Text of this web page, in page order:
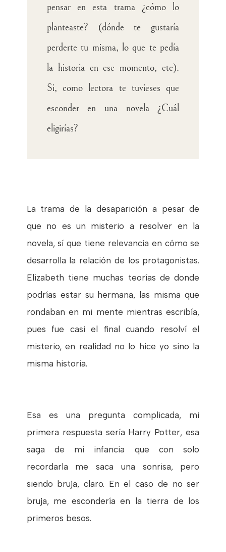
pensar en esta trama ¿cómo lo
planteaste? (dónde te gustaría
perderte tu misma, lo que te pedía
la historia en ese momento, etc).
Si, como lectora te tuvieses que
esconder en una novela ¿Cuál
eligirías?
La trama de la desaparición a pesar de
que no es un misterio a resolver en la
novela, sí que tiene relevancia en cómo se
desarrolla la relación de los protagonistas.
Elizabeth tiene muchas teorías de donde
podrías estar su hermana, las misma que
rondaban en mi mente mientras escribía,
pues fue casi el final cuando resolví el
misterio, en realidad no lo hice yo sino la
misma historia.
Esa es una pregunta complicada, mi
primera respuesta sería Harry Potter, esa
saga de mi infancia que con solo
recordarla me saca una sonrisa, pero
siendo bruja, claro. En el caso de no ser
bruja, me escondería en la tierra de los
primeros besos.